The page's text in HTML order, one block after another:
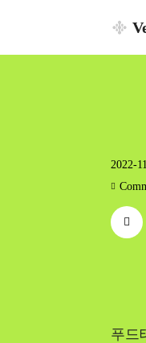
2022-
푸드